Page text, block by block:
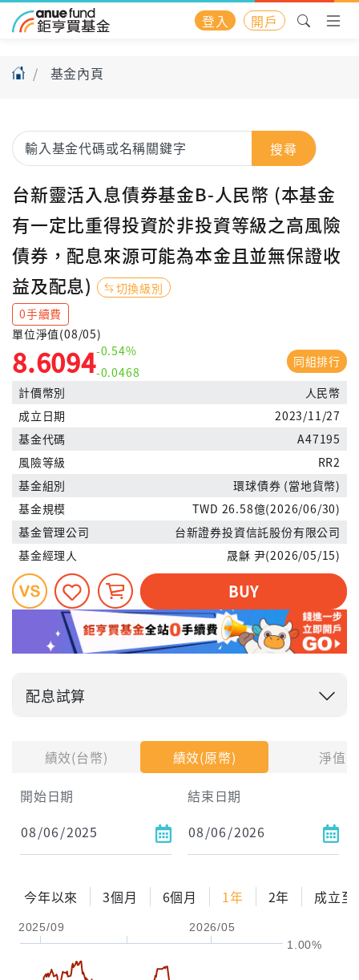
登入 開戶
基金內頁
績效(台幣) 績效(原幣)
淨值
開始日期
結束日期
今年以來 3個月 6個月 1年 2年 成立至
2025/09 2026/05
1.00%
搜尋
台新靈活入息債券基金B-人民幣 (本基金
有一定比重得投資於非投資等級之高風險
債券，配息來源可能為本金且並無保證收
益及配息)
切換級別
0手續費
單位淨值(08/05)
8.6094-0.54%
-0.0468
同組排行
計價幣別
人民幣
成立日期
2023/11/27
基金代碼
A47195
風險等級
RR2
基金組別
環球債券 (當地貨幣)
基金規模
TWD 26.58億(2026/06/30)
基金管理公司
台新證券投資信託股份有限公司
基金經理人
晟龢 尹(2026/05/15)
BUY
配息試算
試算區間
1年
2年
配息金額
配息率